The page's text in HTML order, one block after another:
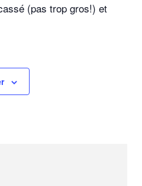
(pas trop gros!) et